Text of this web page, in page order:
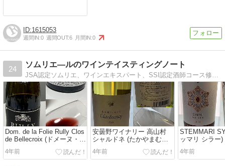
1615053
週間IN:0 週間OUT:6 月間IN:0
24
ソムリエ―ルのワインテイスティングノート
Dom. de la Folie Rully Clos
de Bellecroix (ドメーヌ・
ド・ラ・フォリー リュリィ
クロ・ド・ベルクロワ) ワ
4年前
安曇野ワイナリー 高山村
シャルドネ (たかやまむら
シャルドネ) ワイン テイス
ティング
4年前
STEMMARI
ッマリ シラー
スティング
4年前